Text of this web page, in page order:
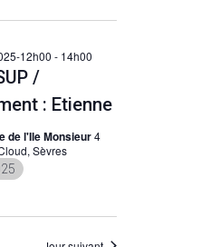
et
navigation
de
Évènements
vues
Évènement
/
: Etienne
12h00 - 14h00
de l'Ile Monsieur4
Sèvres